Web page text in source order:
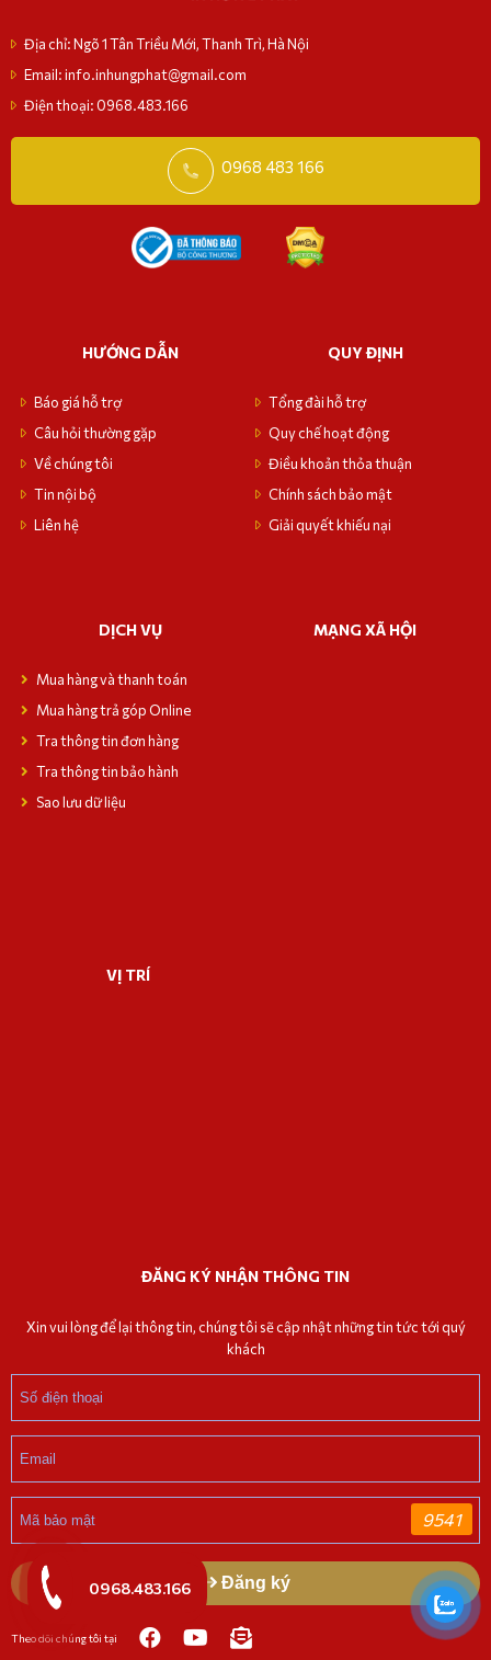
Địa chỉ: Ngõ 1 Tân Triều Mới, Thanh Trì, Hà Nội
Email: info.inhungphat@gmail.com
Điện thoại: 0968.483.166
0968 483 166
HƯỚNG DẪN
Báo giá hỗ trợ
Câu hỏi thường gặp
Về chúng tôi
Tin nội bộ
Liên hệ
QUY ĐỊNH
Tổng đài hỗ trợ
Quy chế hoạt động
Điều khoản thỏa thuận
Chính sách bảo mật
Giải quyết khiếu nại
DỊCH VỤ
Mua hàng và thanh toán
Mua hàng trả góp Online
Tra thông tin đơn hàng
Tra thông tin bảo hành
Sao lưu dữ liệu
MẠNG XÃ HỘI
VỊ TRÍ
ĐĂNG KÝ NHẬN THÔNG TIN
Xin vui lòng để lại thông tin, chúng tôi sẽ cập nhật những tin tức tới quý
khách
9541
Đăng ký
Theo dõi chúng tôi tại
0968.483.166